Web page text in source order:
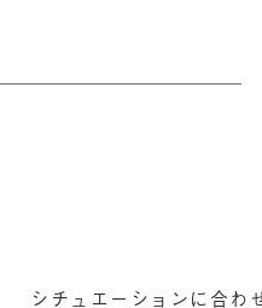
シチュエーションに合わ